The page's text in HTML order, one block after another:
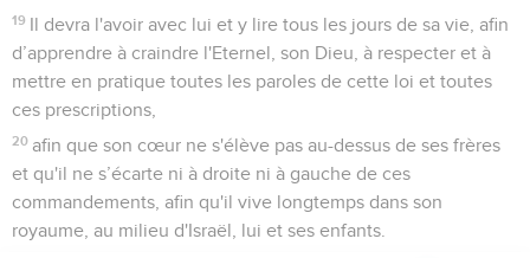
19 Il devra l'avoir avec lui et y lire tous les jours de sa vie, afin
d’apprendre à craindre l'Eternel, son Dieu, à respecter et à
mettre en pratique toutes les paroles de cette loi et toutes
ces prescriptions,
20 afin que son cœur ne s'élève pas au-dessus de ses frères
et qu'il ne s’écarte ni à droite ni à gauche de ces
commandements, afin qu'il vive longtemps dans son
royaume, au milieu d'Israël, lui et ses enfants.